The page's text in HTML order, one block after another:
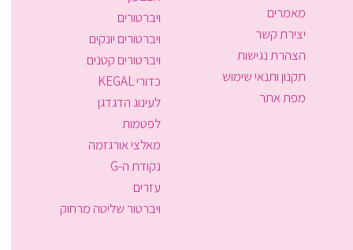
מאמרים
יצירת קשר
הצהרת נגישות
תקנון ותנאי שימוש
מפת אתר
ויברטורים
ויברטורים יונקים
ויברטורים קטנים
כדורי KEGAL
לעינוג הדגדגן
לפטמות
מאלצי אורגזמה
נקודת ה-G
עזרים
ויברטור שליטה מרחוק